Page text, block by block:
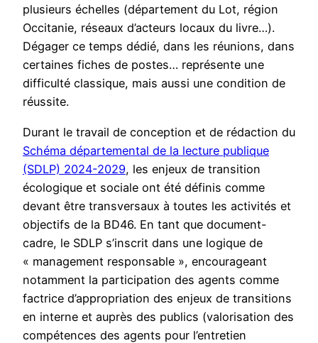
plusieurs échelles (département du Lot, région
Occitanie, réseaux d’acteurs locaux du livre…).
Dégager ce temps dédié, dans les réunions, dans
certaines fiches de postes… représente une
difficulté classique, mais aussi une condition de
réussite.
Durant le travail de conception et de rédaction du
Schéma départemental de la lecture publique
(SDLP) 2024-2029, les enjeux de transition
écologique et sociale ont été définis comme
devant être transversaux à toutes les activités et
objectifs de la BD46. En tant que document-
cadre, le SDLP s’inscrit dans une logique de
« management responsable », encourageant
notamment la participation des agents comme
factrice d’appropriation des enjeux de transitions
en interne et auprès des publics (valorisation des
compétences des agents pour l’entretien